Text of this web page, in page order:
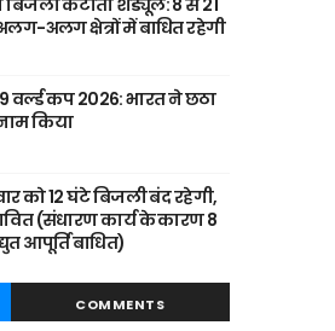
बिजली कटौती शेड्यूल: 8 से 21
अलग क्षेत्रों में बाधित रहेगी
वर्ल्ड कप 2026: भारत ने छठा
किया
को 12 घंटे बिजली बंद रहेगी,
(संधारण कार्य के कारण 8
आपूर्ति बाधित)
COMMENTS